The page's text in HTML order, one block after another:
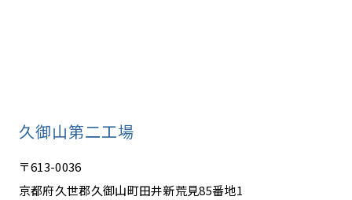
久御山第二工場
〒613-0036
京都府久世郡久御山町田井新荒見85番地1